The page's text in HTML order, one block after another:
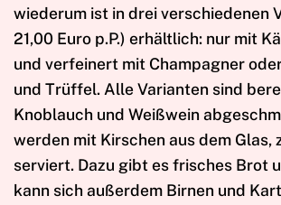
wiederum ist in drei verschiedenen
21,00 Euro p.P.) erhältlich: nur mit
und verfeinert mit Champagner
und Trüffel. Alle Varianten sind
Knoblauch und Weißwein
werden mit Kirschen aus dem Glas,
serviert. Dazu gibt es frisches Brot
kann sich außerdem Birnen und